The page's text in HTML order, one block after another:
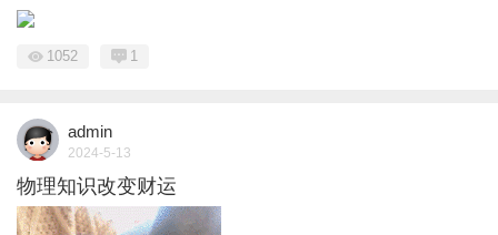
1052 1
admin
2024-5-13
物理知识改变财运